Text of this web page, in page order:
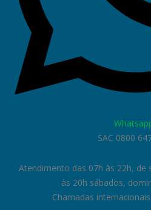
SAC 0800
Atendimento das 07h às 22h, de
às 20h sábados,
Chamadas